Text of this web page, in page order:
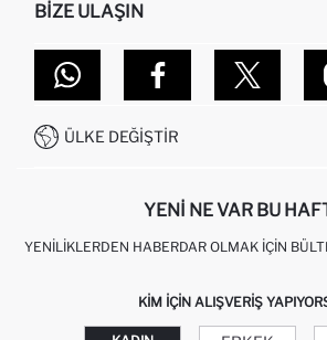
KURUMSAL SATIŞ
DEFACTO TEKNOLOJI
SITEMAP
SIPARIŞIMI NASIL TAKIP EDERIM?
NASIL İADE EDERIM?
GIFT CLUB SIKÇA SORULAN SORULAR
İŞLEM REHBERI
KAMPANYALAR
BIZE ULAŞIN
MAĞAZALARIMIZ
İLETIŞIM FORMU
0850 333 22 86
ÜLKE DEĞIŞTIR
YENI NE VAR BU
YENILIKLERDEN HABERDAR OLMAK İÇIN
KIM IÇIN ALIŞVERIŞ